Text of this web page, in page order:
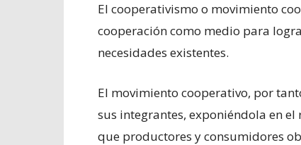
El cooperativismo o movimiento
cooperación como medio para
necesidades existentes.
El movimiento cooperativo, por
sus integrantes, exponiéndola en
que productores y consumidores